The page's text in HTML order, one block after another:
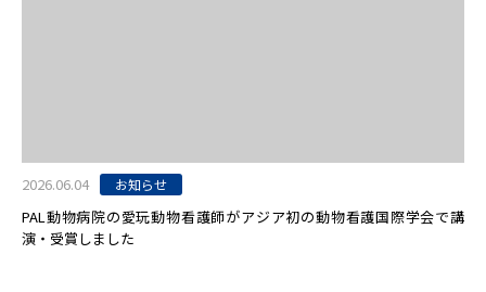
2026.06.04 お知らせ
PAL動物病院の愛玩動物看護師がアジア初の動物看護国際学会で講
演・受賞しました